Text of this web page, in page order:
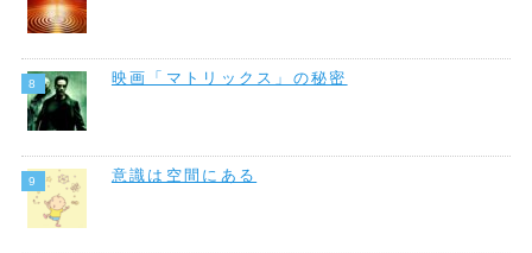
映画「マトリックス」の秘密
意識は空間にある